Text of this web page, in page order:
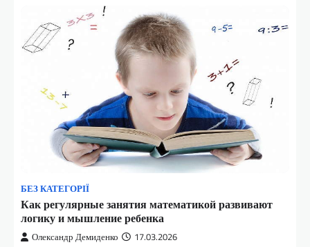
БЕЗ КАТЕГОРІЇ
Как регулярные занятия математикой развивают
логику и мышление ребенка
Олександр Демиденко 17.03.2026